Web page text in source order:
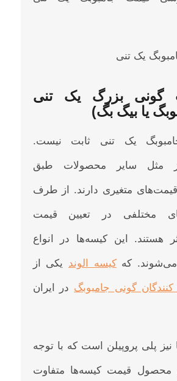
گونی بزرگ یک تنی
یا بیگ بگ)
یک تنی ثابت نیست.
مثل سایر محصولات طبق
قیمت‌های متغیری دارند. از طرف
مختلفی در تعیین قیمت
هستند. این کیسه‌ها در انواع
می‌شوند. کهکیسه الوند یکی از
کنندگان گونی جامبوبگ در ایران
نیز پلی پروپیلن است که با توجه
محصول قیمت کیسه‌ها متفاوت